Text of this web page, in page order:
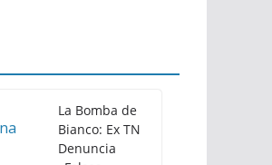
La Bomba de
Bianco: Ex TN
Denuncia